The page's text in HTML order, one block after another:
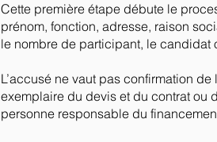
Cette première étape débute le
prénom, fonction, adresse, raison
le nombre de participant, le candidat
L’accusé ne vaut pas confirmation
exemplaire du devis et du contrat ou
personne responsable du